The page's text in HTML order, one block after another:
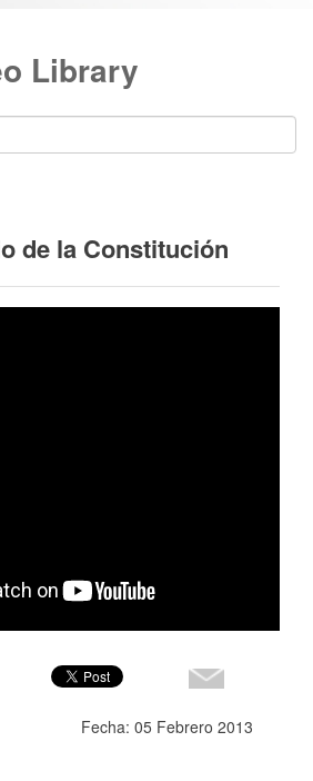
Library
de la Constitución
Fecha: 05 Febrero 2013